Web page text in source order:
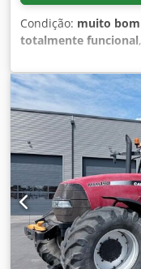
Condição: muito
totalmente funcional
operacional 15.700
Aoy Rm H Eoizsf *
Ar condicionado